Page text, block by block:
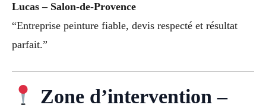
Lucas – Salon-de-Provence
“Entreprise peinture fiable, devis respecté et résultat
parfait.”
Zone d’intervention –